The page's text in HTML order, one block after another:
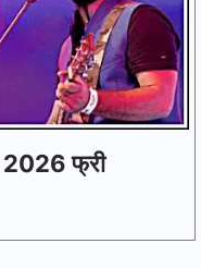
2026 फ्री